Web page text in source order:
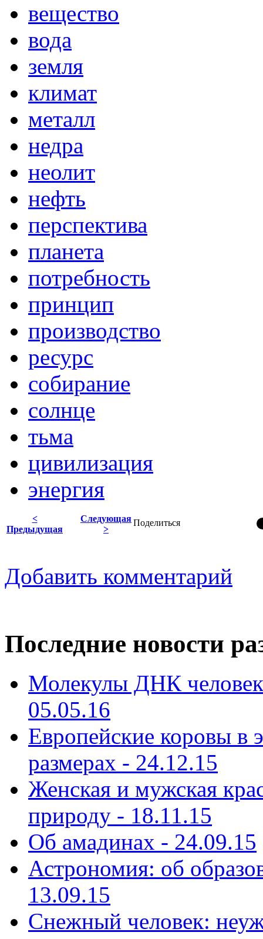
вещество
вода
земля
климат
металл
недра
неолит
нефть
перспектива
планета
потребность
принцип
производство
ресурс
собирание
солнце
тьма
цивилизация
энергия
Поделиться
<
Предыдущая
Следующая
>
Добавить комментарий
Последние новости
Молекулы ДНК
05.05.16
Европейские коровы в
размерах - 24.12.15
Женская и мужская
природу - 18.11.15
Об амадинах - 24.09.15
Астрономия: об
13.09.15
Снежный человек: